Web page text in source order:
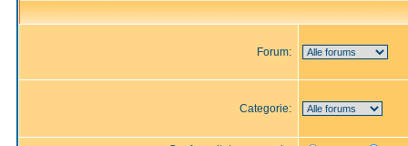
Forum:
Categorie: